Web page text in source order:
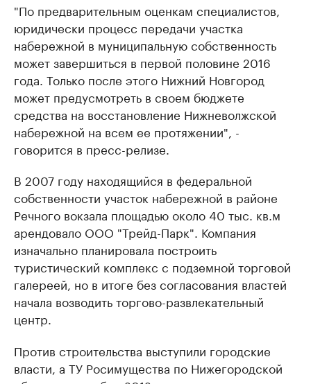
"По предварительным оценкам специалистов,
юридически процесс передачи участка
набережной в муниципальную собственность
может завершиться в первой половине 2016
года. Только после этого Нижний Новгород
может предусмотреть в своем бюджете
средства на восстановление Нижневолжской
набережной на всем ее протяжении", -
говорится в пресс-релизе.
В 2007 году находящийся в федеральной
собственности участок набережной в районе
Речного вокзала площадью около 40 тыс. кв.м
арендовало ООО "Трейд-Парк". Компания
изначально планировала построить
туристический комплекс с подземной торговой
галереей, но в итоге без согласования властей
начала возводить торгово-развлекательный
центр.
Против строительства выступили городские
власти, а ТУ Росимущества по Нижегородской